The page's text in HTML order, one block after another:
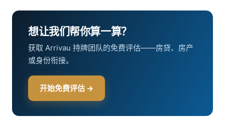
想让我们帮你算一算？
获取 Arrivau 持牌团队的免费评估——房贷、房产
或身份衔接。
开始免费评估 →